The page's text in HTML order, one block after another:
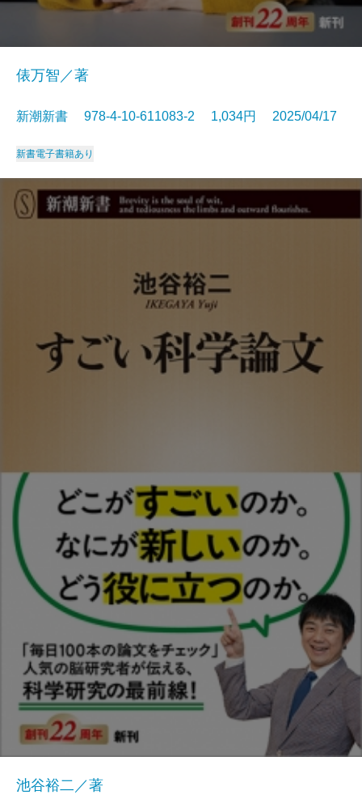
俵万智／著
新潮新書 978-4-10-611083-2 1,034円 2025/04/17
新書電子書籍あり
池谷裕二／著